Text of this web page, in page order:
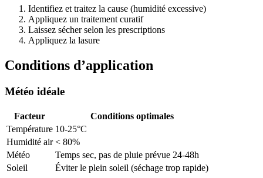
Identifiez et traitez la cause (humidité excessive)
Appliquez un traitement curatif
Laissez sécher selon les prescriptions
Appliquez la lasure
Conditions d’application
Météo idéale
Facteur
Conditions optimales
Température 10-25°C
Humidité air < 80%
Météo
Temps sec, pas de pluie prévue 24-48h
Soleil
Éviter le plein soleil (séchage trop rapide)